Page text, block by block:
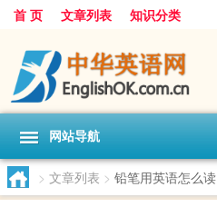
首 页 文章列表 知识分类
网站导航
> 文章列表 > 铅笔用英语怎么读